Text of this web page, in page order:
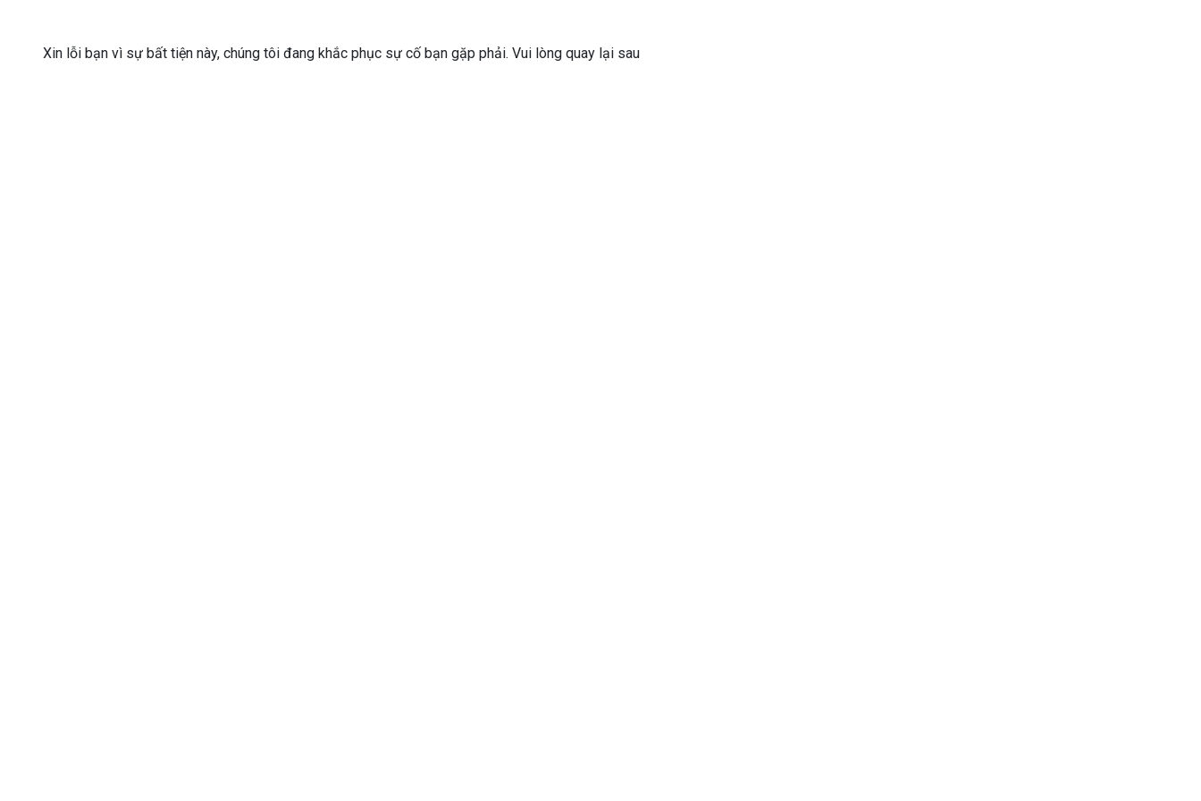
Xin lỗi bạn vì sự bất tiện này, chúng tôi đang khắc phục sự cố bạn gặp phải. Vui lòng quay lại sau